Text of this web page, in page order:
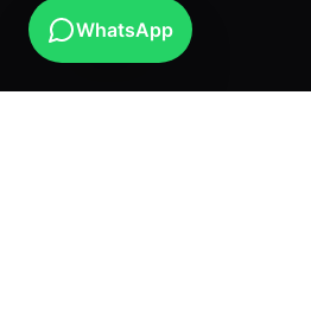
WhatsApp